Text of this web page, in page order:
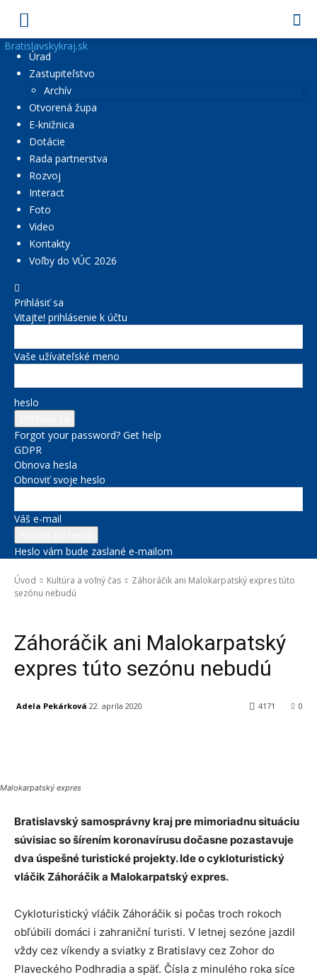
Bratislavskykraj.sk
Úrad
Zastupiteľstvo
Archív
Otvorená župa
E-knižnica
Dotácie
Rada partnerstva
Rozvoj
Interact
Foto
Video
Kontakty
Voľby do VÚC 2026
Prihlásiť sa
Vitajte! prihlásenie k účtu
Vaše užívateľské meno
heslo
Forgot your password? Get help
GDPR
Obnova hesla
Obnoviť svoje heslo
Váš e-mail
Heslo vám bude zaslané e-mailom
Úvod Kultúra a voľný čas
Záhoráčik ani Malokarpatský expres túto
sezónu nebudú
Záhoráčik ani Malokarpatský
expres túto sezónu nebudú
Adela Pekárková 22. apríla 2020 0
4171
Malokarpatský expres
Bratislavský samosprávny kraj pre mimoriadnu situáciu
súvisiac so šírením koronavírusu dočasne pozastavuje
dva úspešné turistické projekty. Ide o cykloturistický
vláčik Záhoráčik a Malokarpatský expres.
Cykloturistický vláčik Záhoráčik si počas troch rokoch
obľúbili domáci i zahraniční turisti. V letnej sezóne jazdil
vždy cez víkendy a sviatky z Bratislavy cez Zohor do
Plaveckého Podhradia a späť. Čísla z minulého roka síce